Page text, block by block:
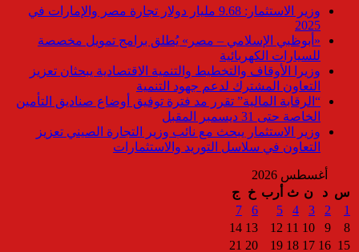
وزير الاستثمار: 9.68 مليار دولار تجارة مصر والإمارات في
2025
«أبوظبي الإسلامي – مصر» يُطلق برامج تمويل مخصصة
للسيارات الكهربائية
وزيرا الأوقاف والتخطيط والتنمية الاقتصادية يبحثان تعزيز
التعاون المشترك لدعم جهود التنمية
“الرقابة المالية” تقرر مد فترة توفيق أوضاع صناديق التأمين
الخاصة حتى 31 ديسمبر المقبل
وزير الاستثمار يبحث مع نائب وزير التجارة الصيني تعزيز
التعاون في سلاسل التوريد والاستثمارات
أغسطس 2026
س د ن ث أرب خ
ج
1
2
3
4
5
6
7
8
9
10
11
12
13
14
15
16
17
18
19
20
21